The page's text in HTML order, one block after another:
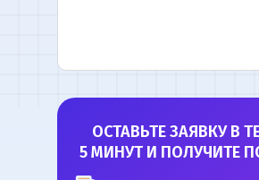
ОСТАВЬТЕ ЗАЯВКУ В
5 МИНУТ И ПОЛУЧИТЕ